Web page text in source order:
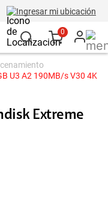
Ingresar mi ubicación
0
U3 A2 190MB/s V30 4K
Extreme